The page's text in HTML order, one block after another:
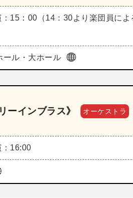
：15：00（14：30より楽団員によ
ール・大ホール
ーインブラス》 オーケストラ
：16:00